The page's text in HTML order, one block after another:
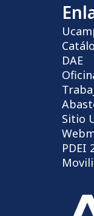
DAE
Sitio
PDEI